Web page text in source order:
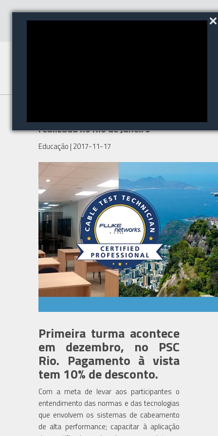
realizada no Rio de Janeiro
Educação | 2017-11-17
Primeira turma acontece
em dezembro, no PSC
Rio. Pagamento à vista
tem 10% de desconto.
Com a meta de levar aos participantes o
entendimento das normas e das tecnologias
que envolvem os sistemas de cabeamento
de alta performance; capacitar à aplicação